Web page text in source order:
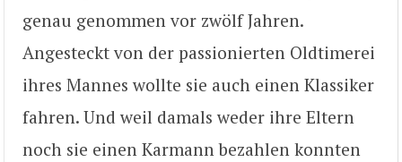
genau genommen vor zwölf Jahren.
Angesteckt von der passionierten Oldtimerei
ihres Mannes wollte sie auch einen Klassiker
fahren. Und weil damals weder ihre Eltern
noch sie einen Karmann bezahlen konnten